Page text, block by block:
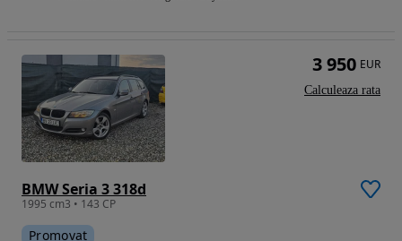
BMW Seria 3 318d
1995 cm3 • 143 CP
Promovat
3 950 EUR
Calculeaza rata